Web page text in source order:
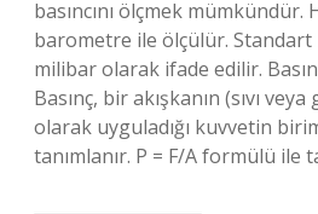
basıncını ölçmek mümkündür.
barometre ile ölçülür. Standart
milibar olarak ifade edilir.
Basınç, bir akışkanın (sıvı
olarak uyguladığı kuvvetin
tanımlanır. P = F/A formülü ile